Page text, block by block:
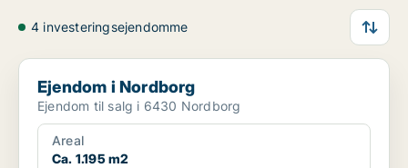
4 investeringsejendomme
Ejendom i Nordborg
Ejendom i Nordborg
Ejendom til salg i 6430 Nordborg
Areal
Ca. 1.195 m2